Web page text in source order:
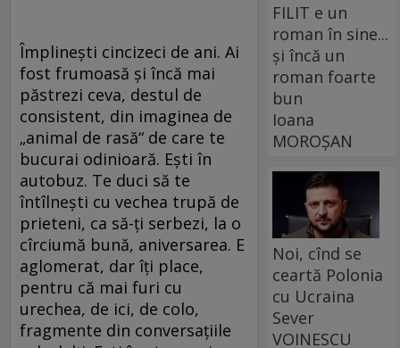
Împlineşti cincizeci de ani. Ai
fost frumoasă şi încă mai
păstrezi ceva, destul de
consistent, din imaginea de
„animal de rasă“ de care te
bucurai odinioară. Eşti în
autobuz. Te duci să te
întîlneşti cu vechea trupă de
prieteni, ca să-ţi serbezi, la o
cîrciumă bună, aniversarea. E
aglomerat, dar îţi place,
pentru că mai furi cu
urechea, de ici, de colo,
fragmente din conversaţiile
FILIT e un
roman în sine...
și încă un
roman foarte
bun
Ioana
MOROȘAN
Noi, cînd se
ceartă Polonia
cu Ucraina
Sever
VOINESCU